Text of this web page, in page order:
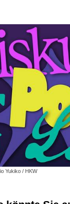
Yukiko / HKW